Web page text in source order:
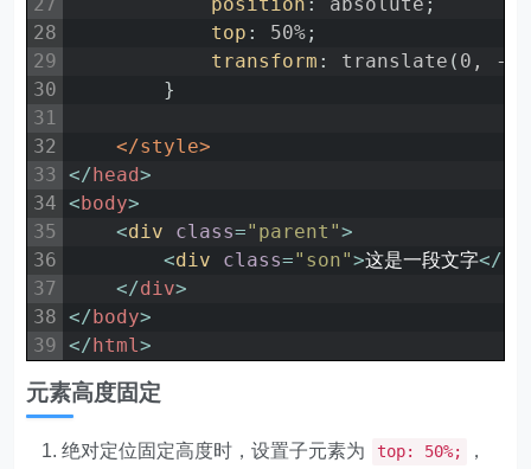
28
29
30
31
32
33
34
35
36
37
38
39
top : 50%;
transform : translate ( 0,
-
}
</style>
</head>
<body>
<div class="parent">
<div class="son">这是一段文字</
</div>
</body>
</html>
元素高度固定
绝对定位固定高度时，设置子元素为 top: 50%; ，